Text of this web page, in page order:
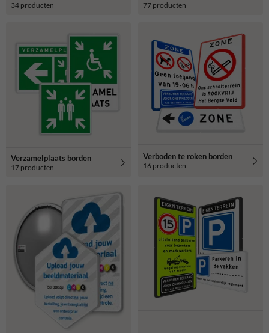
34 producten 77 producten
Verzamelplaats borden
17 producten
Verboden te roken borden
16 producten